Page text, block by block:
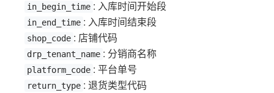
in_begin_time : 入库时间开始段
in_end_time : 入库时间结束段
shop_code : 店铺代码
drp_tenant_name : 分销商名称
platform_code : 平台单号
return_type : 退货类型代码